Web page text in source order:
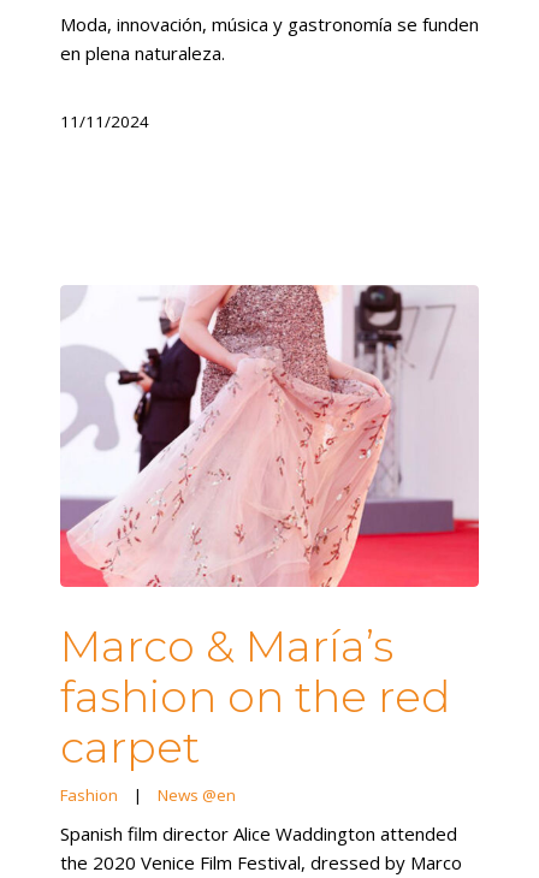
Moda, innovación, música y gastronomía se funden
en plena naturaleza.
11/11/2024
Marco & María’s
fashion on the red
carpet
Fashion | News @en
Spanish film director Alice Waddington attended
the 2020 Venice Film Festival, dressed by Marco